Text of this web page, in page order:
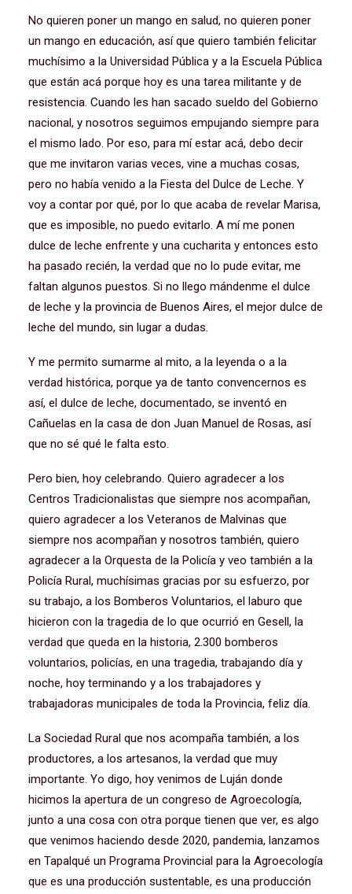
No quieren poner un mango en salud, no quieren poner
un mango en educación, así que quiero también felicitar
muchísimo a la Universidad Pública y a la Escuela Pública
que están acá porque hoy es una tarea militante y de
resistencia. Cuando les han sacado sueldo del Gobierno
nacional, y nosotros seguimos empujando siempre para
el mismo lado. Por eso, para mí estar acá, debo decir
que me invitaron varias veces, vine a muchas cosas,
pero no había venido a la Fiesta del Dulce de Leche. Y
voy a contar por qué, por lo que acaba de revelar Marisa,
que es imposible, no puedo evitarlo. A mí me ponen
dulce de leche enfrente y una cucharita y entonces esto
ha pasado recién, la verdad que no lo pude evitar, me
faltan algunos puestos. Si no llego mándenme el dulce
de leche y la provincia de Buenos Aires, el mejor dulce de
leche del mundo, sin lugar a dudas.
Y me permito sumarme al mito, a la leyenda o a la
verdad histórica, porque ya de tanto convencernos es
así, el dulce de leche, documentado, se inventó en
Cañuelas en la casa de don Juan Manuel de Rosas, así
que no sé qué le falta esto.
Pero bien, hoy celebrando. Quiero agradecer a los
Centros Tradicionalistas que siempre nos acompañan,
quiero agradecer a los Veteranos de Malvinas que
siempre nos acompañan y nosotros también, quiero
agradecer a la Orquesta de la Policía y veo también a la
Policía Rural, muchísimas gracias por su esfuerzo, por
su trabajo, a los Bomberos Voluntarios, el laburo que
hicieron con la tragedia de lo que ocurrió en Gesell, la
verdad que queda en la historia, 2.300 bomberos
voluntarios, policías, en una tragedia, trabajando día y
noche, hoy terminando y a los trabajadores y
trabajadoras municipales de toda la Provincia, feliz día.
La Sociedad Rural que nos acompaña también, a los
productores, a los artesanos, la verdad que muy
importante. Yo digo, hoy venimos de Luján donde
hicimos la apertura de un congreso de Agroecología,
junto a una cosa con otra porque tienen que ver, es algo
que venimos haciendo desde 2020, pandemia, lanzamos
en Tapalqué un Programa Provincial para la Agroecología
que es una producción sustentable, es una producción